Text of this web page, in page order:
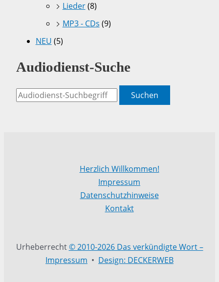
Lieder(8)
MP3 - CDs (9)
NEU (5)
Audiodienst-Suche
Suchen
Herzlich Willkommen!
Impressum
Datenschutzhinweise
Kontakt
Urheberrecht© 2010-2026 Das verkündigte Wort –
Impressum • Design: DECKERWEB